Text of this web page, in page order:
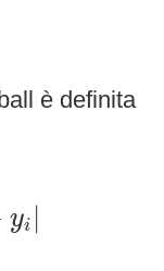
è definita
yi |